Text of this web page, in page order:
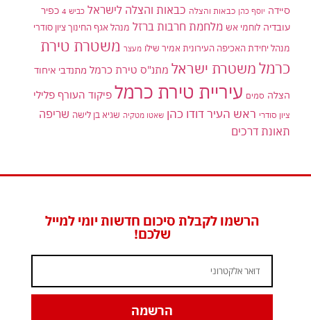
סיידה יוסף כהן כבאות והצלה כבאות והצלה לישראל כביש 4
כפיר
עובדיה לוחמי אש מלחמת חרבות ברזל מנהל אגף החינוך ציון סודרי
מנהל יחידת האכיפה העירונית אמיר שילו מעצר משטרת טירת
כרמלמשטרת ישראל מתנ"ס טירת כרמל מתנדבי איחוד
הצלה סמים עיריית טירת כרמל פיקוד העורף פלילי
ציון סודרי ראש העיר דודו כהן שאטו מטקיה שגיא בן לישה שריפה
תאונת דרכים
הרשמו לקבלת סיכום חדשות יומי למייל
שלכם!
הרשמה